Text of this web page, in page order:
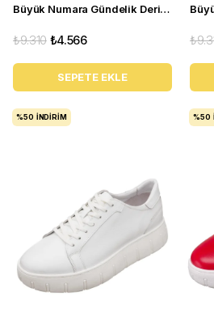
Büyük Numara Gündelik Deri Rahat Spor Ayakkabı - YMR141 Gri
₺4.566
₺9.310
SEPETE EKLE
%50 İNDIRIM %50